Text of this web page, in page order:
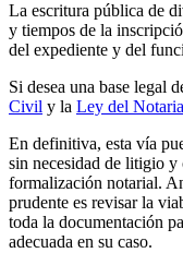
La escritura pública de
y tiempos de la
del expediente y del
Si desea una base legal
Civil y la Ley del
En definitiva, esta vía
sin necesidad de litigio y
formalización notarial.
prudente es revisar la
toda la documentación
adecuada en su caso.